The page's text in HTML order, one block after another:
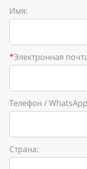
Имя:
*Электронная
Телефон /
Страна: